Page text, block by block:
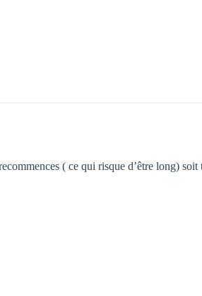
( ce qui risque d’être long) soit